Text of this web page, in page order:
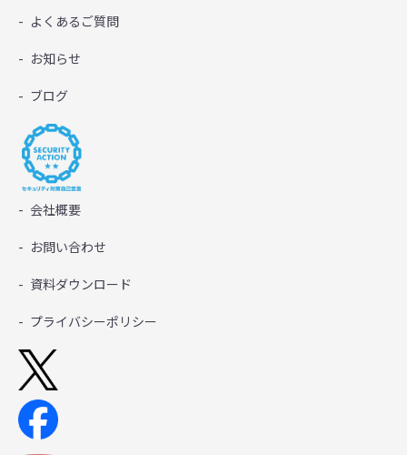
よくあるご質問
お知らせ
ブログ
会社概要
お問い合わせ
資料ダウンロード
プライバシーポリシー